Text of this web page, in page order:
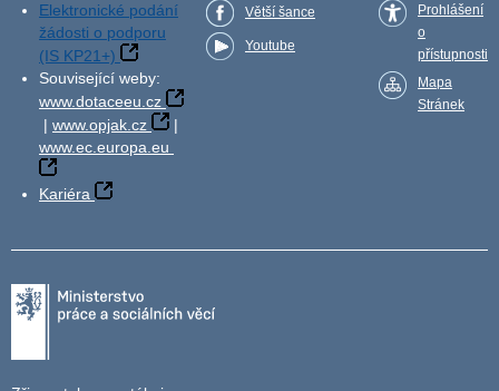
Elektronické podání
žádosti o podporu
(IS KP21+)
Související weby:
www.dotaceeu.cz
| www.opjak.cz
|
www.ec.europa.eu
Kariéra
Větší šance
Youtube
Prohlášení
o
přístupnosti
Mapa
Stránek